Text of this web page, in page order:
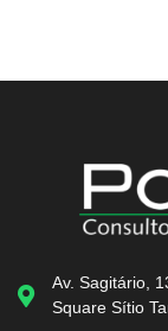
Av. Sagitário,
Square Sítio